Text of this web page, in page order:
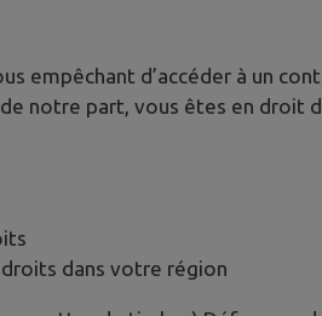
empêchant d’accéder à un
notre part, vous êtes en droit
dans votre région